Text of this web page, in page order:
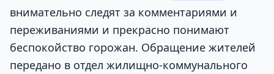
внимательно следят за комментариями и
переживаниями и прекрасно понимают
беспокойство горожан. Обращение жителей
передано в отдел жилищно-коммунального